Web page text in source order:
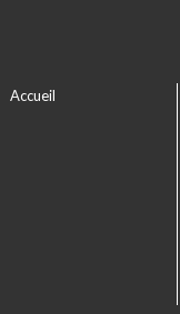
Accueil